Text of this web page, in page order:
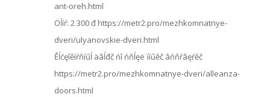
ant-oreh.html
Öĺíŕ: 2 300 đ https://metr2.pro/mezhkomnatnye-
dveri/ulyanovskie-dveri.html
Ěĺćęîěíŕňíűĺ äâĺđč ńî ńňĺęë˙ííűěč âńňŕâęŕěč
https://metr2.pro/mezhkomnatnye-dveri/alleanza-
doors.html